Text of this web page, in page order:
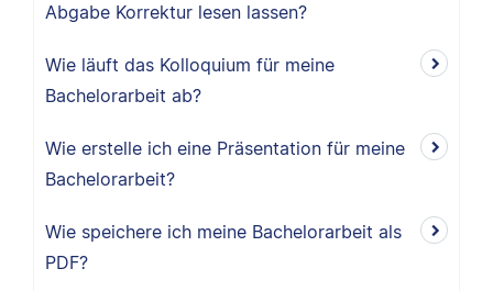
Abgabe Korrektur lesen lassen?
Wie läuft das Kolloquium für meine
Bachelorarbeit ab?
Wie erstelle ich eine Präsentation für meine
Bachelorarbeit?
Wie speichere ich meine Bachelorarbeit als
PDF?